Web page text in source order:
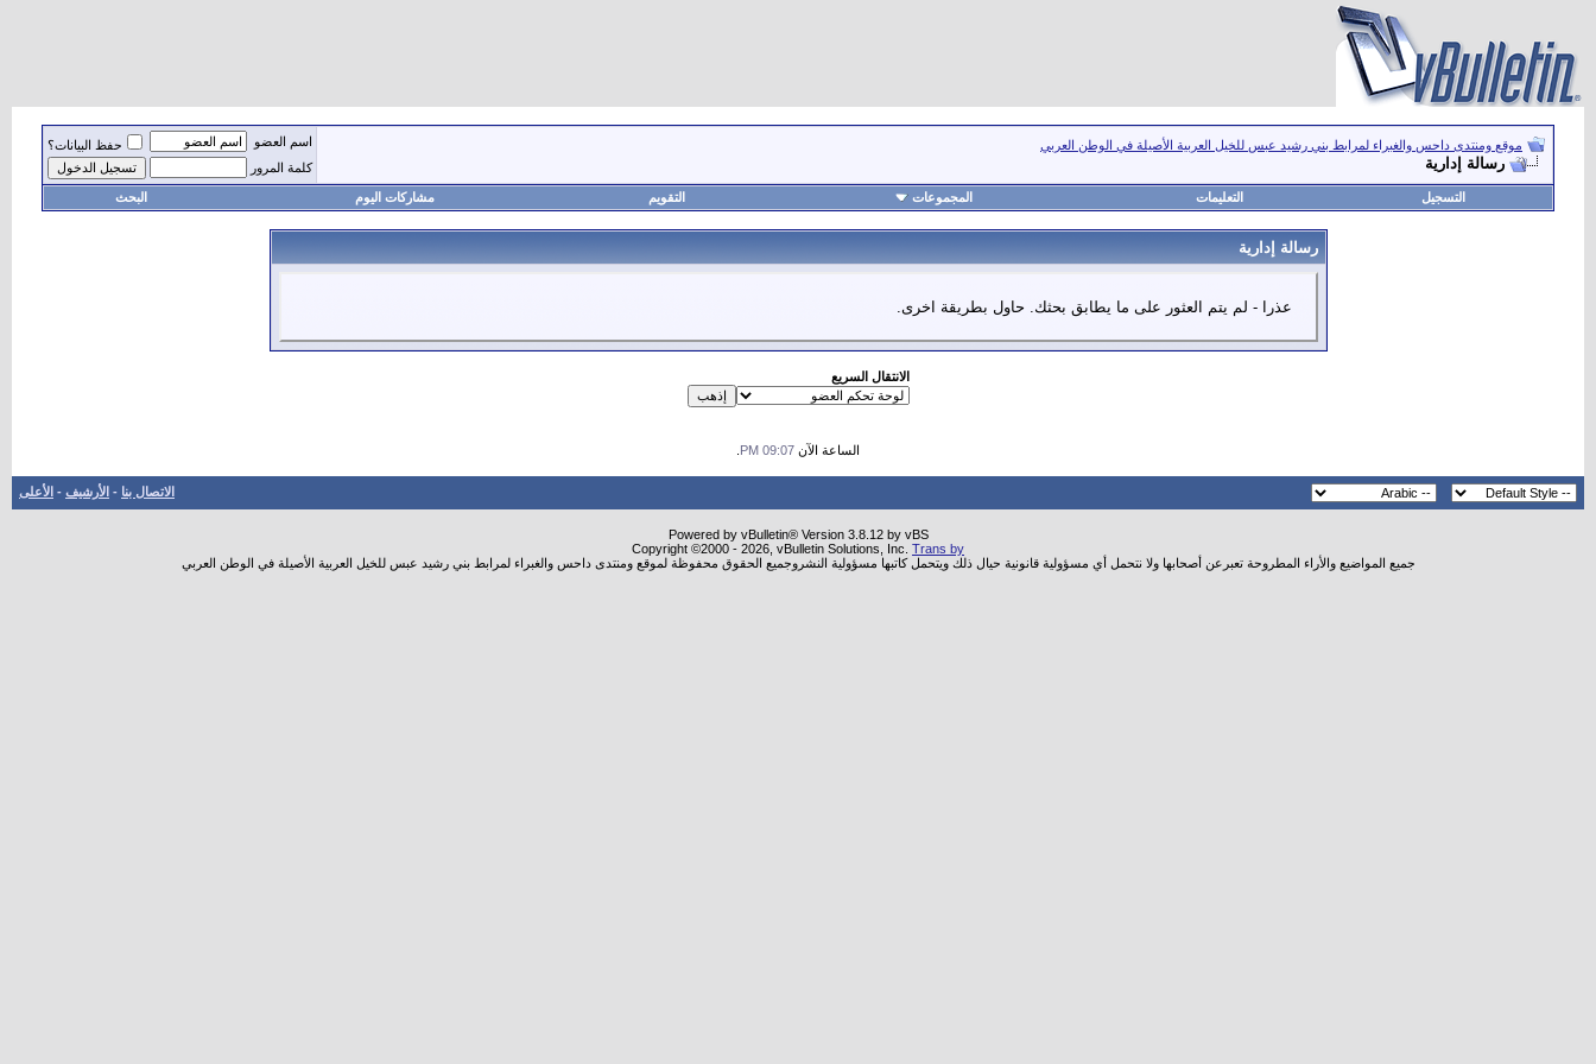
موقع ومنتدى داحس والغبراء لمرابط بني رشيد عبس للخيل العربية الأصيلة في الوطن العربي
رسالة إدارية
اسم العضو
حفظ البيانات؟
كلمة المرور
التسجيل التعليمات المجموعات التقويم مشاركات اليوم البحث
رسالة إدارية
عذرا - لم يتم العثور على ما يطابق بحثك. حاول بطريقة اخرى.
الانتقال السريع
الساعة الآن 09:07 PM
الاتصال بنا - الأرشيف - الأعلى
Powered by vBulletin® Version 3.8.12 by vBS
Copyright ©2000 - 2026, vBulletin Solutions, Inc. Trans by
جميع المواضيع والأراء المطروحة تعبرعن أصحابها ولا نتحمل أي مسؤولية قانونية حيال ذلك ويتحمل كاتبها مسؤولية النشروجميع الحقوق محفوظة لموقع ومنتدى داحس والغبراء لمرابط بني رشيد عبس للخيل العربية الأصيلة في الوطن العربي